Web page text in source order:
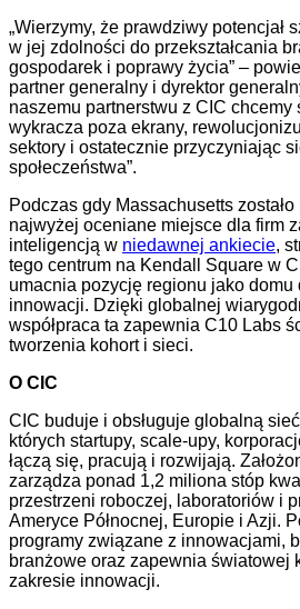
„Wierzymy, że prawdziwy potencjał
w jej zdolności do przekształcania
gospodarek i poprawy życia” –
partner generalny i dyrektor
naszemu partnerstwu z CIC chcemy
wykracza poza ekrany,
sektory i ostatecznie przyczyniając
społeczeństwa”.
Podczas gdy Massachusetts
najwyżej oceniane miejsce dla firm
inteligencją w niedawnej ankiecie,
tego centrum na Kendall Square w
umacnia pozycję regionu jako
innowacji. Dzięki globalnej
współpraca ta zapewnia C10 Labs
tworzenia kohort i sieci.
O CIC
CIC buduje i obsługuje globalną
których startupy, scale-upy,
łączą się, pracują i rozwijają.
zarządza ponad 1,2 miliona stóp
przestrzeni roboczej, laboratoriów i
Ameryce Północnej, Europie i Azji.
programy związane z innowacjami,
branżowe oraz zapewnia światowej
zakresie innowacji.